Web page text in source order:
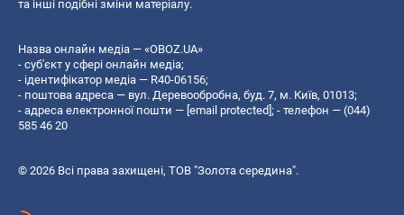
та інші подібні зміни матеріалу.
Назва онлайн медіа — «OBOZ.UA»
- суб'єкт у сфері онлайн медіа;
- ідентифікатор медіа — R40-06156;
- поштова адреса — вул. Деревообробна, буд. 7, м. Київ, 01013;
- адреса електронної пошти — [email protected] ; - телефон — (044)
585 46 20
© 2026 Всі права захищені, ТОВ "Золота середина".